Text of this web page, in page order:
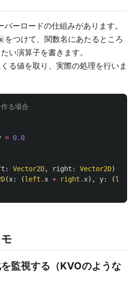
ーロードの仕組みがあります。
をつけて、関数名にあたるところ
い演算子を書きます。
る値を取り、実際の処理を行いま
る場合
= 0.0
: Vector2D, right : Vector2D)
(x: (left . x + right . x), y: (left
監視する（KVOのような